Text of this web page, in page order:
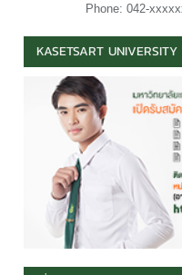
Phone: 042-
KASETSART UNIVERSITY